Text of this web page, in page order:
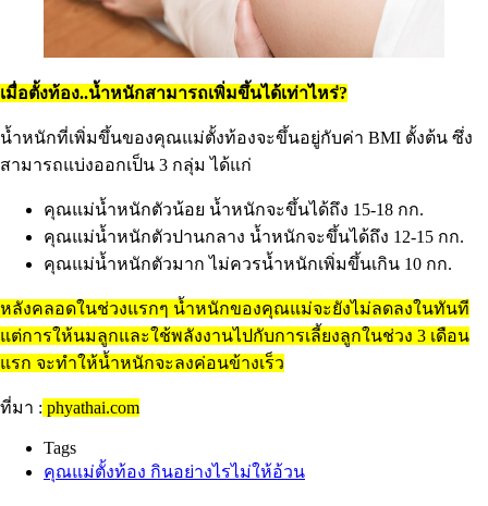
เมื่อตั้งท้อง..น้ำหนักสามารถเพิ่มขึ้นได้เท่าไหร่?
น้ำหนักที่เพิ่มขึ้นของคุณแม่ตั้งท้องจะขึ้นอยู่กับค่า BMI ตั้งต้น ซึ่ง
สามารถแบ่งออกเป็น 3 กลุ่ม ได้แก่
คุณแม่น้ำหนักตัวน้อย น้ำหนักจะขึ้นได้ถึง 15-18 กก.
คุณแม่น้ำหนักตัวปานกลาง น้ำหนักจะขึ้นได้ถึง 12-15 กก.
คุณแม่น้ำหนักตัวมาก ไม่ควรน้ำหนักเพิ่มขึ้นเกิน 10 กก.
หลังคลอดในช่วงแรกๆ น้ำหนักของคุณแม่จะยังไม่ลดลงในทันที
แต่การให้นมลูกและใช้พลังงานไปกับการเลี้ยงลูกในช่วง 3 เดือน
แรก จะทำให้น้ำหนักจะลงค่อนข้างเร็ว
ที่มา : phyathai.com
Tags
คุณแม่ตั้งท้อง กินอย่างไรไม่ให้อ้วน